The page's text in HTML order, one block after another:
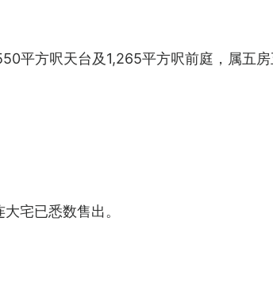
平方呎天台及1,265平方呎前庭，属五
宅已悉数售出。